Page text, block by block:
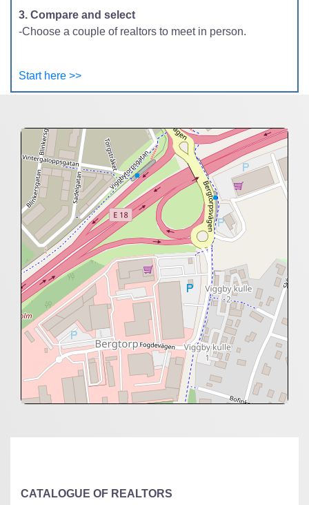
3. Compare and select
-Choose a couple of realtors to meet in person.
Start here >>
CATALOGUE OF REALTORS